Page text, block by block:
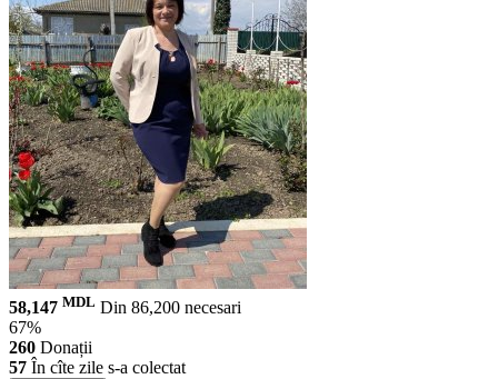
58,147 MDL Din 86,200 necesari
67%
260 Donații
57 În cîte zile s-a colectat